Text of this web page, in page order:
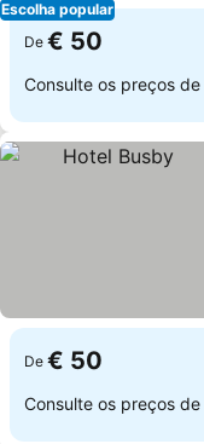
Escolha popular
De € 50
Consulte os preços de
De € 50
Consulte os preços de